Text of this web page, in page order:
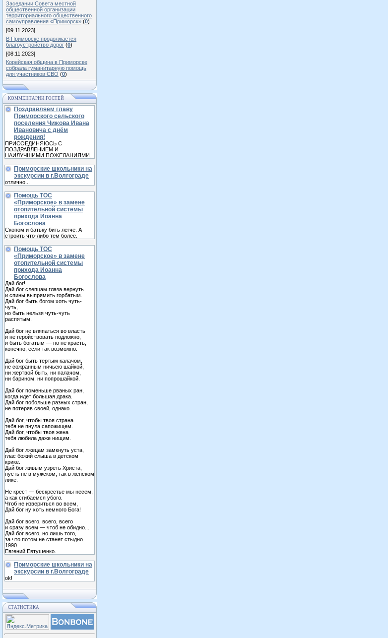
Заседании Совета местной
общественной организации
территориального общественного
самоуправления «Приморск» (0)
[09.11.2023]
В Приморске продолжается
благоустройство дорог (0)
[08.11.2023]
Корейская община в Приморске
собрала гуманитарную помощь
для участников СВО (0)
КОММЕНТАРИИ ГОСТЕЙ
Поздравляем главу
Приморского сельского
поселения Чижова Ивана
Ивановича с днём
рождения!
ПРИСОЕДИНЯЮСЬ С
ПОЗДРАВЛЕНИЕМ И
НАИЛУЧШИМИ ПОЖЕЛАНИЯМИ.
Приморские школьники на
экскурсии в г.Волгограде
отлично...
Помощь ТОС
«Приморское» в замене
отопительной системы
прихода Иоанна
Богослова
Скопом и батьку бить легче. А
строить что-либо тем более.
Помощь ТОС
«Приморское» в замене
отопительной системы
прихода Иоанна
Богослова
Дай бог!
Дай бог слепцам глаза вернуть
и спины выпрямить горбатым.
Дай бог быть богом хоть чуть-
чуть,
но быть нельзя чуть-чуть
распятым.
Дай бог не вляпаться во власть
и не геройствовать подложно,
и быть богатым — но не красть,
конечно, если так возможно.
Дай бог быть тертым калачом,
не сожранным ничьею шайкой,
ни жертвой быть, ни палачом,
ни барином, ни попрошайкой.
Дай бог поменьше рваных ран,
когда идет большая драка.
Дай бог побольше разных стран,
не потеряв своей, однако.
Дай бог, чтобы твоя страна
тебя не пнула сапожищем.
Дай бог, чтобы твоя жена
тебя любила даже нищим.
Дай бог лжецам замкнуть уста,
глас божий слыша в детском
крике.
Дай бог живым узреть Христа,
пусть не в мужском, так в женском
лике.
Не крест — бескрестье мы несем,
а как сгибаемся убого.
Чтоб не извериться во всем,
Дай бог ну хоть немного Бога!
Дай бог всего, всего, всего
и сразу всем — чтоб не обидно...
Дай бог всего, но лишь того,
за что потом не станет стыдно.
1990
Евгений Евтушенко.
Приморские школьники на
экскурсии в г.Волгограде
ok!
СТАТИСТИКА